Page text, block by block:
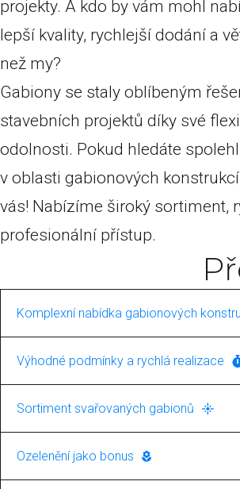
projekty. A kdo by vám mohl
lepší kvality, rychlejší dodání a
než my?
Gabiony se staly oblíbeným
stavebních projektů díky své
odolnosti. Pokud hledáte
v oblasti gabionových
vás! Nabízíme široký sortiment,
profesionální přístup.
Komplexní nabídka gabionových
Naše společnost se specializuje
gabionových konstrukcí. V
nabízíme jak svařované, tak i
To zajišťuje širokou škálu
jednoduchých dekorativních
Výhodné podmínky a rychlá realizace
Ponosíme se rychlými dodacími
nabízíme výrobky za skvělé
důležitá nejen kvalita, ale i
zákazníků s cenovou nabídkou
Sortiment svařovaných gabionů
Máte zájem o svařované
kompletní nabídku těchto
Ozelenění jako bonus